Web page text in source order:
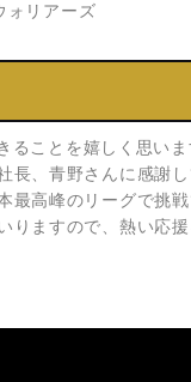
アーズ
ることを嬉しく思いま
長、青野さんに感謝し
最高峰のリーグで挑
ますので、熱い応